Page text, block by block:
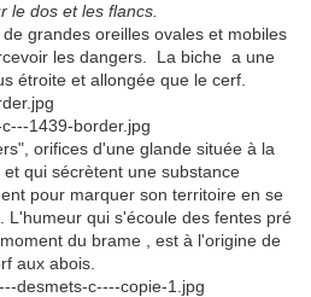
le dos et les flancs.
grandes oreilles ovales et mobiles
les dangers. La biche a une
étroite et allongée que le cerf.
orifices d'une glande située à la
qui sécrètent une substance
pour marquer son territoire en se
L'humeur qui s'écoule des fentes pré
du brame , est à l'origine de
aux abois.